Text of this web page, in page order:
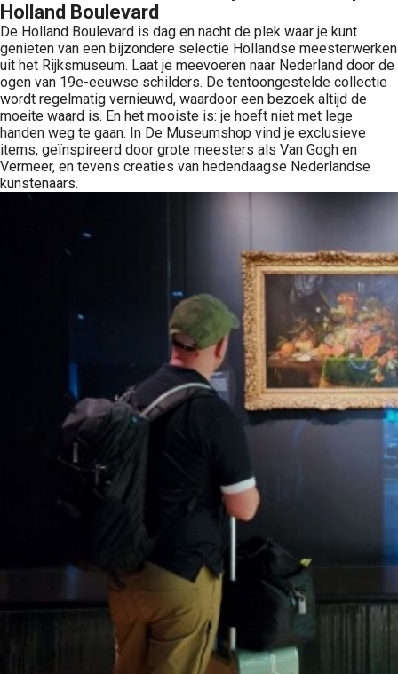
Holland Boulevard
De Holland Boulevard is dag en nacht de plek waar je kunt
genieten van een bijzondere selectie Hollandse meesterwerken
uit het Rijksmuseum. Laat je meevoeren naar Nederland door de
ogen van 19e-eeuwse schilders. De tentoongestelde collectie
wordt regelmatig vernieuwd, waardoor een bezoek altijd de
moeite waard is. En het mooiste is: je hoeft niet met lege
handen weg te gaan. In De Museumshop vind je exclusieve
items, geïnspireerd door grote meesters als Van Gogh en
Vermeer, en tevens creaties van hedendaagse Nederlandse
kunstenaars.